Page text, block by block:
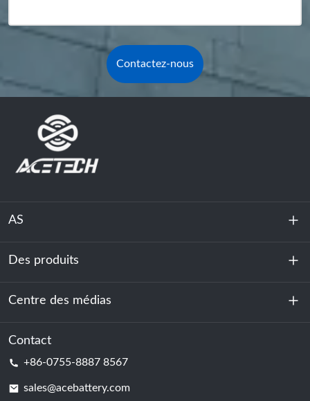
Contactez-nous
AS
À propos de nous
Durabilité
Des produits
Stockage d'énergie
Centre de données et salle des serveurs
Centre des médias
Nouvelles
Contact
+86-0755-8887 8567
sales@acebattery.com